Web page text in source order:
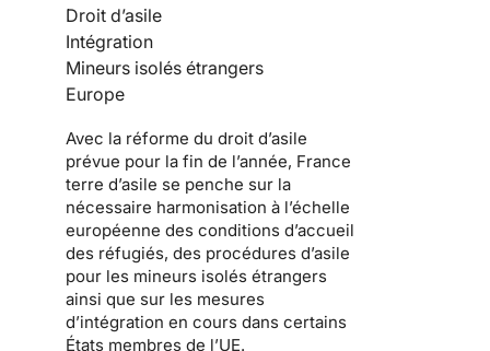
Droit d’asile
Intégration
Mineurs isolés étrangers
Europe
Avec la réforme du droit d’asile
prévue pour la fin de l’année, France
terre d’asile se penche sur la
nécessaire harmonisation à l’échelle
européenne des conditions d’accueil
des réfugiés, des procédures d’asile
pour les mineurs isolés étrangers
ainsi que sur les mesures
d’intégration en cours dans certains
États membres de l’UE.